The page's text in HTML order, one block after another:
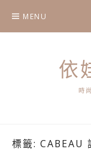
content
MENU
依
時
標籤: CABEAU